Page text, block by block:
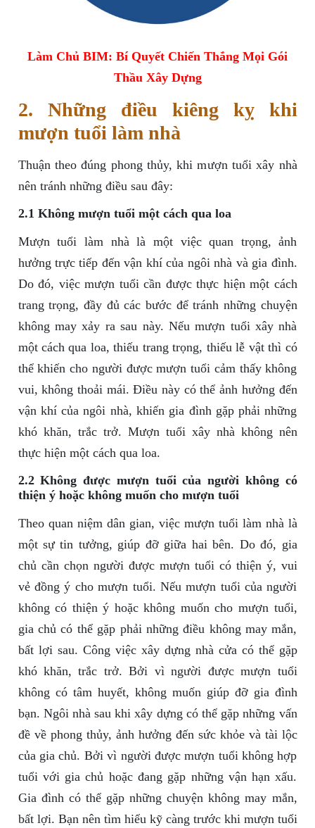
Làm Chủ BIM: Bí Quyết Chiến Thắng Mọi Gói
Thầu Xây Dựng
2. Những điều kiêng kỵ khi
mượn tuổi làm nhà
Thuận theo đúng phong thủy, khi mượn tuổi xây nhà
nên tránh những điều sau đây:
2.1 Không mượn tuổi một cách qua loa
Mượn tuổi làm nhà là một việc quan trọng, ảnh
hưởng trực tiếp đến vận khí của ngôi nhà và gia đình.
Do đó, việc mượn tuổi cần được thực hiện một cách
trang trọng, đầy đủ các bước để tránh những chuyện
không may xảy ra sau này. Nếu mượn tuổi xây nhà
một cách qua loa, thiếu trang trọng, thiếu lễ vật thì có
thể khiến cho người được mượn tuổi cảm thấy không
vui, không thoải mái. Điều này có thể ảnh hưởng đến
vận khí của ngôi nhà, khiến gia đình gặp phải những
khó khăn, trắc trở. Mượn tuổi xây nhà không nên
thực hiện một cách qua loa.
2.2 Không được mượn tuổi của người không có
thiện ý hoặc không muốn cho mượn tuổi
Theo quan niệm dân gian, việc mượn tuổi làm nhà là
một sự tin tưởng, giúp đỡ giữa hai bên. Do đó, gia
chủ cần chọn người được mượn tuổi có thiện ý, vui
vẻ đồng ý cho mượn tuổi. Nếu mượn tuổi của người
không có thiện ý hoặc không muốn cho mượn tuổi,
gia chủ có thể gặp phải những điều không may mắn,
bất lợi sau. Công việc xây dựng nhà cửa có thể gặp
khó khăn, trắc trở. Bởi vì người được mượn tuổi
không có tâm huyết, không muốn giúp đỡ gia đình
bạn. Ngôi nhà sau khi xây dựng có thể gặp những vấn
đề về phong thủy, ảnh hưởng đến sức khỏe và tài lộc
của gia chủ. Bởi vì người được mượn tuổi không hợp
tuổi với gia chủ hoặc đang gặp những vận hạn xấu.
Gia đình có thể gặp những chuyện không may mắn,
bất lợi. Bạn nên tìm hiểu kỹ càng trước khi mượn tuổi